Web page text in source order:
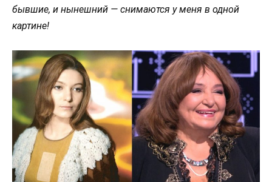
бывшие, и нынешний — снимаются у меня в одной
картине!